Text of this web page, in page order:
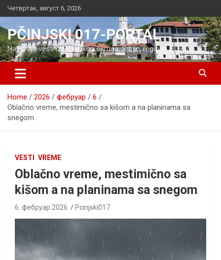
Skip
to
content
Четвртак, август 6, 2026
PČINJSKI 017-PORTAL
Najnovije vesti iz Pčinjskog okruga, Srbije, regiona i sveta
Home 2026 фебруар
6
Oblačno vreme, mestimično sa kišom a na planinama sa
snegom
VESTI VREME
Oblačno vreme, mestimično sa
kišom a na planinama sa snegom
6. фебруар 2026. Pcinjski017